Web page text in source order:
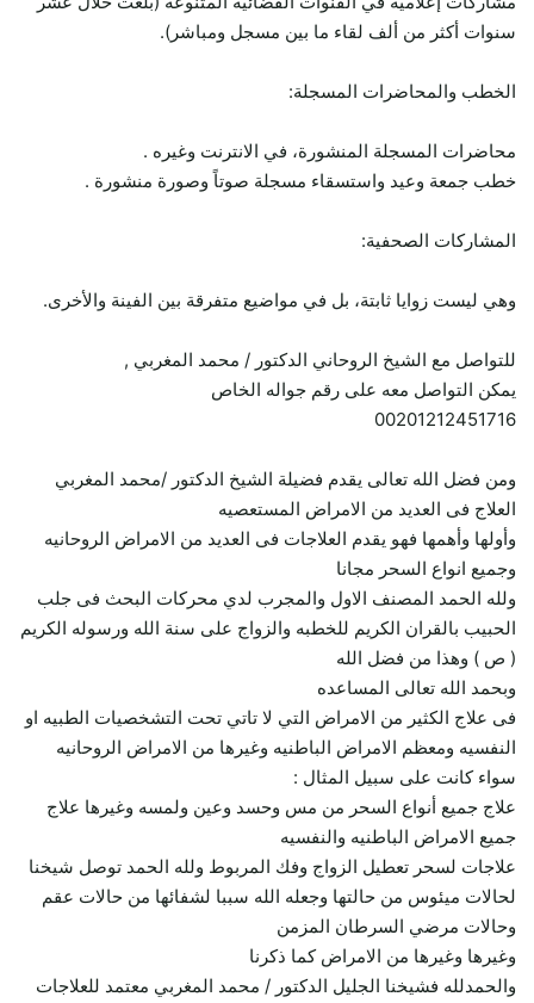
سنوات أكثر من ألف لقاء ما بين مسجل ومباشر).
الخطب والمحاضرات المسجلة:
محاضرات المسجلة المنشورة، في الانترنت وغيره .
خطب جمعة وعيد واستسقاء مسجلة صوتاً وصورة منشورة .
المشاركات الصحفية:
وهي ليست زوايا ثابتة، بل في مواضيع متفرقة بين الفينة والأخرى.
للتواصل مع الشيخ الروحاني الدكتور / محمد المغربي ,
يمكن التواصل معه على رقم جواله الخاص
00201212451716
ومن فضل الله تعالى يقدم فضيلة الشيخ الدكتور /محمد المغربي
العلاج فى العديد من الامراض المستعصيه
وأولها وأهمها فهو يقدم العلاجات فى العديد من الامراض الروحانيه
وجميع انواع السحر مجانا
ولله الحمد المصنف الاول والمجرب لدي محركات البحث فى جلب
الحبيب بالقران الكريم للخطبه والزواج على سنة الله ورسوله الكريم
( ص ) وهذا من فضل الله
وبحمد الله تعالى المساعده
فى علاج الكثير من الامراض التي لا تاتي تحت التشخصيات الطبيه او
النفسيه ومعظم الامراض الباطنيه وغيرها من الامراض الروحانيه
سواء كانت على سبيل المثال :
علاج جميع أنواع السحر من مس وحسد وعين ولمسه وغيرها علاج
جميع الامراض الباطنيه والنفسيه
علاجات لسحر تعطيل الزواج وفك المربوط ولله الحمد توصل شيخنا
لحالات ميئوس من حالتها وجعله الله سببا لشفائها من حالات عقم
وحالات مرضي السرطان المزمن
وغيرها وغيرها من الامراض كما ذكرنا
والحمدلله فشيخنا الجليل الدكتور / محمد المغربي معتمد للعلاجات